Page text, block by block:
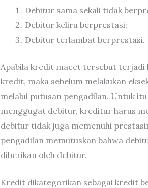
Debitur sama sekali tidak
Debitur keliru berprestasi;
Debitur terlambat berprestasi.
Apabila kredit macet tersebut terjadi
kredit, maka sebelum melakukan
melalui putusan pengadilan. Untuk
menggugat debitur, kreditur harus
debitur tidak juga memenuhi
pengadilan memutuskan bahwa
diberikan oleh debitur.
Kredit dikategorikan sebagai kredit